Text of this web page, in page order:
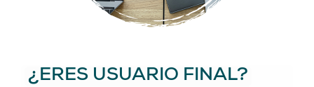
¿ERES USUARIO FINAL?